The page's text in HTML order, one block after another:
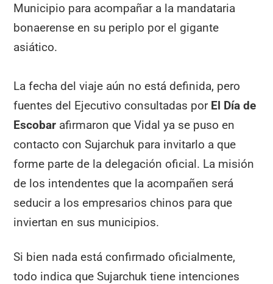
Municipio para acompañar a la mandataria
bonaerense en su periplo por el gigante
asiático.
La fecha del viaje aún no está definida, pero
fuentes del Ejecutivo consultadas porEl Día de
Escobar afirmaron que Vidal ya se puso en
contacto con Sujarchuk para invitarlo a que
forme parte de la delegación oficial. La misión
de los intendentes que la acompañen será
seducir a los empresarios chinos para que
inviertan en sus municipios.
Si bien nada está confirmado oficialmente,
todo indica que Sujarchuk tiene intenciones